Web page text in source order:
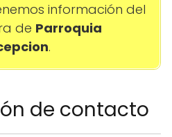
información del
de Parroquia
.
de contacto